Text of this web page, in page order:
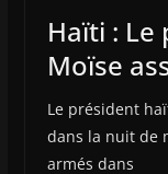
Haïti : Le
Moïse
Le président
dans la nuit de
armés dans